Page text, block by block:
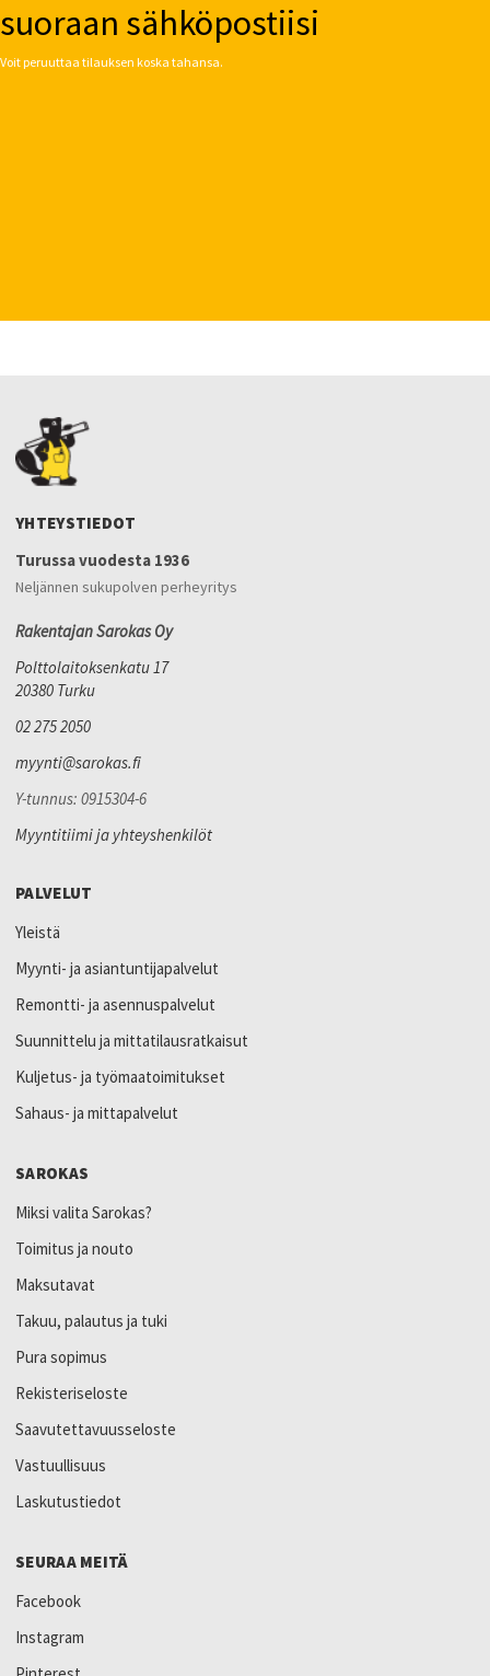
suoraan sähköpostiisi
Voit peruuttaa tilauksen koska tahansa.
YHTEYSTIEDOT
Turussa vuodesta 1936
Neljännen sukupolven perheyritys
Rakentajan Sarokas Oy
Polttolaitoksenkatu 17
20380 Turku
02 275 2050
myynti@sarokas.fi
Y-tunnus: 0915304-6
Myyntitiimi ja yhteyshenkilöt
PALVELUT
Yleistä
Myynti- ja asiantuntijapalvelut
Remontti- ja asennuspalvelut
Suunnittelu ja mittatilausratkaisut
Kuljetus- ja työmaatoimitukset
Sahaus- ja mittapalvelut
SAROKAS
Miksi valita Sarokas?
Toimitus ja nouto
Maksutavat
Takuu, palautus ja tuki
Pura sopimus
Rekisteriseloste
Saavutettavuusseloste
Vastuullisuus
Laskutustiedot
SEURAA MEITÄ
Facebook
Instagram